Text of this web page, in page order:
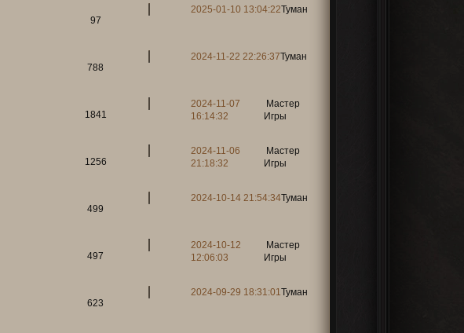
97
2025-01-10 13:04:22Туман
788
2024-11-22 22:26:37Туман
1841
2024-11-07
16:14:32
Мастер
Игры
1256
2024-11-06
21:18:32
Мастер
Игры
499
2024-10-14 21:54:34Туман
497
2024-10-12
12:06:03
Мастер
Игры
623
2024-09-29 18:31:01Туман